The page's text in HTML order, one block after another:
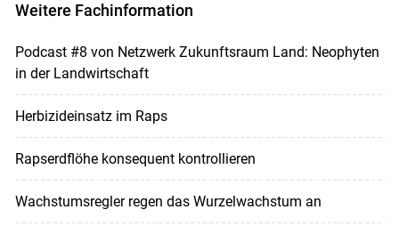
Weitere Fachinformation
Podcast #8 von Netzwerk Zukunftsraum Land: Neophyten
in der Landwirtschaft
Herbizideinsatz im Raps
Rapserdflöhe konsequent kontrollieren
Wachstumsregler regen das Wurzelwachstum an